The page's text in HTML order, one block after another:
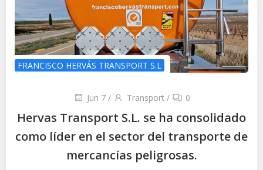
FRANCISCO HERVÁS TRANSPORT S.L
Jun 7 / Transport / 0
Hervas Transport S.L. se ha consolidado
como líder en el sector del transporte de
mercancías peligrosas.